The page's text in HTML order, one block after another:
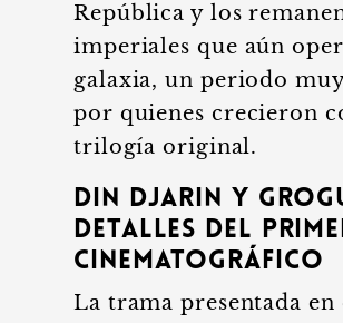
República y los
imperiales que aún
galaxia, un periodo
por quienes crecieron
trilogía original.
Din Djarin y
detalles del
cinematográfico
La trama presentada